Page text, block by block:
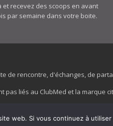
et recevez des scoops en avant
par semaine dans votre boite.
de rencontre, d'échanges, de
liés au ClubMed et la marque
web. Si vous continuez à